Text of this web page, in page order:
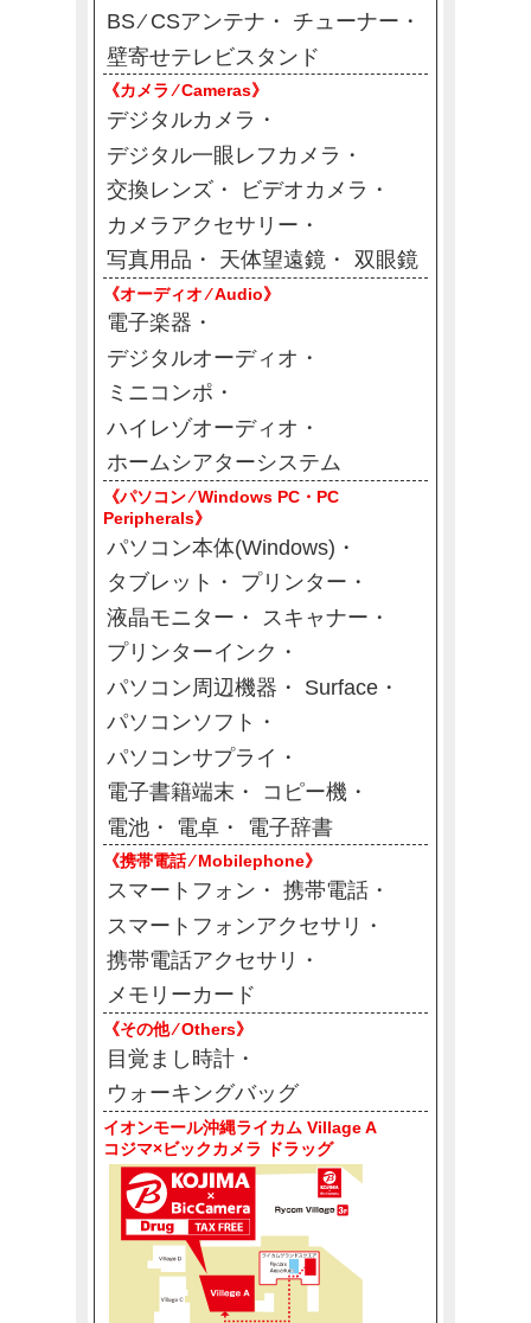
BS ⁄ CSアンテナ
チューナー
壁寄せテレビスタンド
《カメラ ⁄ Cameras》
デジタルカメラ
デジタル一眼レフカメラ
交換レンズ
ビデオカメラ
カメラアクセサリー
写真用品
天体望遠鏡 双眼鏡
《オーディオ ⁄ Audio》
電子楽器
デジタルオーディオ
ミニコンポ
ハイレゾオーディオ
ホームシアターシステム
《パソコン ⁄ Windows PC・PC
Peripherals》
パソコン本体(Windows)
タブレット
プリンター
液晶モニター
スキャナー
プリンターインク
パソコン周辺機器
Surface
パソコンソフト
パソコンサプライ
電子書籍端末
コピー機
電池
電卓 電子辞書
《携帯電話 ⁄ Mobilephone》
スマートフォン
携帯電話
スマートフォンアクセサリ
携帯電話アクセサリ
メモリーカード
《その他 ⁄ Others》
目覚まし時計
ウォーキングバッグ
イオンモール沖縄ライカム Village A
コジマ×ビックカメラ ドラッグ